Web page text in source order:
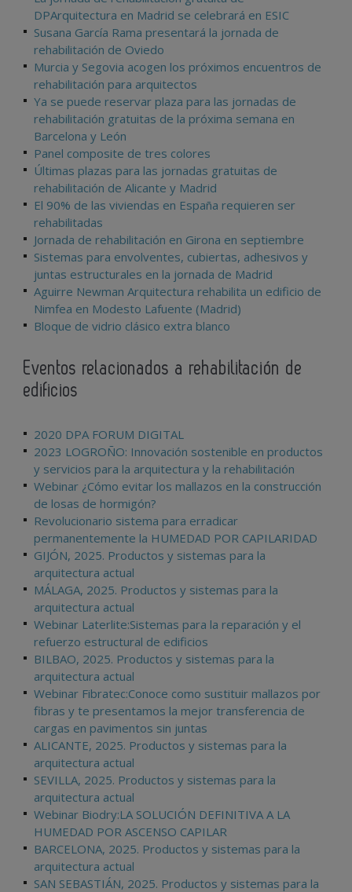
DPArquitectura en Madrid se celebrará en ESIC
Susana García Rama presentará la jornada de
rehabilitación de Oviedo
Murcia y Segovia acogen los próximos encuentros de
rehabilitación para arquitectos
Ya se puede reservar plaza para las jornadas de
rehabilitación gratuitas de la próxima semana en
Barcelona y León
Panel composite de tres colores
Últimas plazas para las jornadas gratuitas de
rehabilitación de Alicante y Madrid
El 90% de las viviendas en España requieren ser
rehabilitadas
Jornada de rehabilitación en Girona en septiembre
Sistemas para envolventes, cubiertas, adhesivos y
juntas estructurales en la jornada de Madrid
Aguirre Newman Arquitectura rehabilita un edificio de
Nimfea en Modesto Lafuente (Madrid)
Bloque de vidrio clásico extra blanco
Eventos relacionados a rehabilitación de
edificios
2020 DPA FORUM DIGITAL
2023 LOGROÑO: Innovación sostenible en productos
y servicios para la arquitectura y la rehabilitación
Webinar ¿Cómo evitar los mallazos en la construcción
de losas de hormigón?
Revolucionario sistema para erradicar
permanentemente la HUMEDAD POR CAPILARIDAD
GIJÓN, 2025. Productos y sistemas para la
arquitectura actual
MÁLAGA, 2025. Productos y sistemas para la
arquitectura actual
Webinar Laterlite:Sistemas para la reparación y el
refuerzo estructural de edificios
BILBAO, 2025. Productos y sistemas para la
arquitectura actual
Webinar Fibratec:Conoce como sustituir mallazos por
fibras y te presentamos la mejor transferencia de
cargas en pavimentos sin juntas
ALICANTE, 2025. Productos y sistemas para la
arquitectura actual
SEVILLA, 2025. Productos y sistemas para la
arquitectura actual
Webinar Biodry:LA SOLUCIÓN DEFINITIVA A LA
HUMEDAD POR ASCENSO CAPILAR
BARCELONA, 2025. Productos y sistemas para la
arquitectura actual
SAN SEBASTIÁN, 2025. Productos y sistemas para la